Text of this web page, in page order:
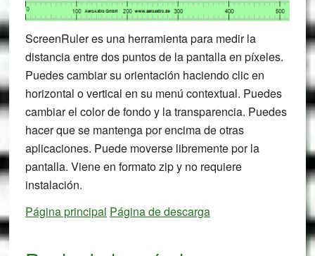
ScreenRuler es una herramienta para medir la
distancia entre dos puntos de la pantalla en píxeles.
Puedes cambiar su orientación haciendo clic en
horizontal o vertical en su menú contextual. Puedes
cambiar el color de fondo y la transparencia. Puedes
hacer que se mantenga por encima de otras
aplicaciones. Puede moverse libremente por la
pantalla. Viene en formato zip y no requiere
instalación.
Página principal Página de descarga